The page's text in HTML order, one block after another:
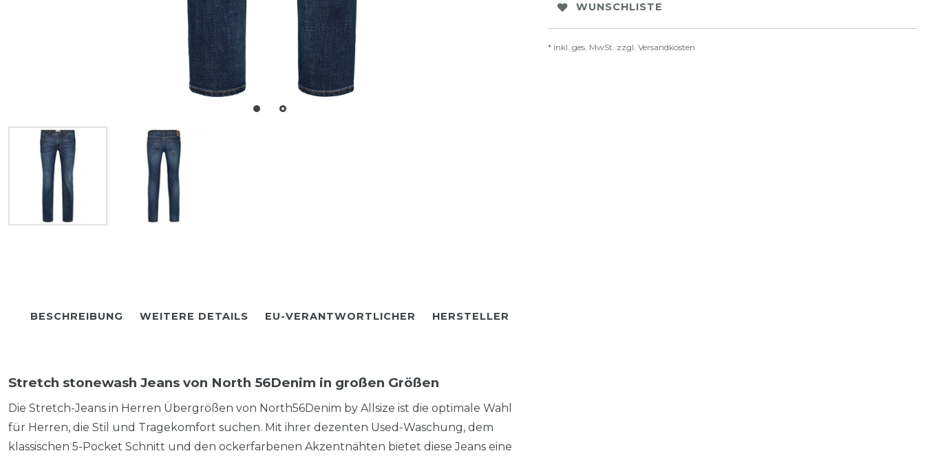
WUNSCHLISTE
* inkl. ges. MwSt. zzgl. Versandkosten
BESCHREIBUNG WEITERE DETAILS EU-VERANTWORTLICHER HERSTELLER
Stretch stonewash Jeans von North 56Denim in großen Größen
Die Stretch-Jeans in Herren Übergrößen von North56Denim by Allsize ist die optimale Wahl
für Herren, die Stil und Tragekomfort suchen. Mit ihrer dezenten Used-Waschung, dem
klassischen 5-Pocket Schnitt und den ockerfarbenen Akzentnähten bietet diese Jeans eine